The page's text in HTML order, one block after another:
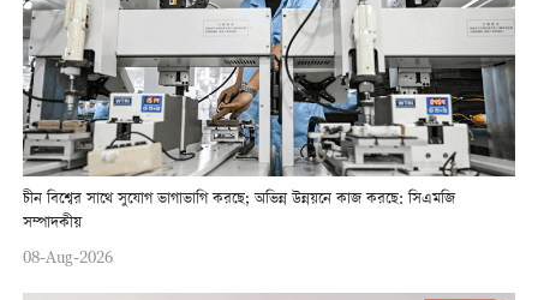
চীন বিশ্বের সাথে সুযোগ ভাগাভাগি করছে; অভিন্ন উন্নয়নে কাজ করছে: সিএমজি
সম্পাদকীয়
08-Aug-2026